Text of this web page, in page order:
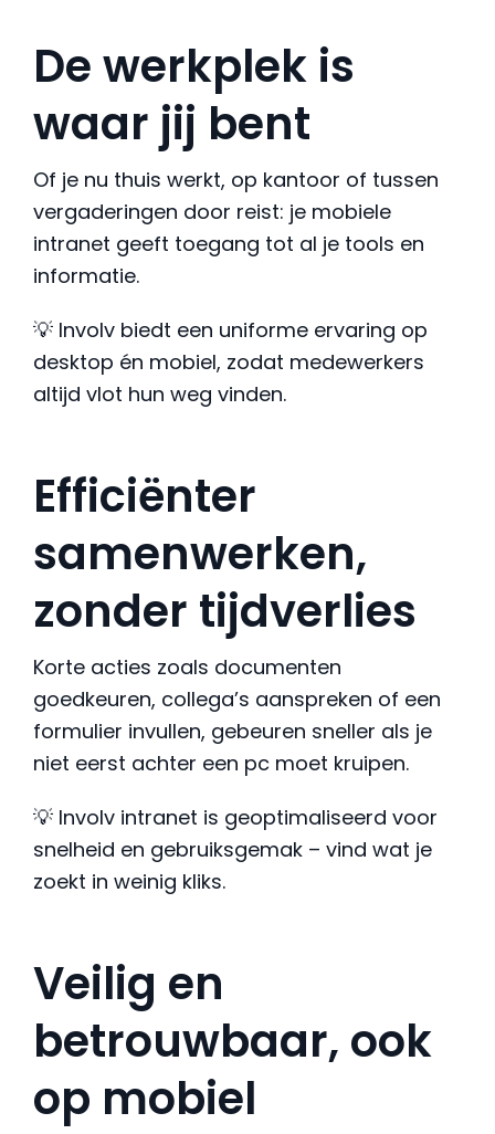
De werkplek is
waar jij bent
Of je nu thuis werkt, op kantoor of tussen
vergaderingen door reist: je mobiele
intranet geeft toegang tot al je tools en
informatie.
💡 Involv biedt een uniforme ervaring op
desktop én mobiel, zodat medewerkers
altijd vlot hun weg vinden.
Efficiënter
samenwerken,
zonder tijdverlies
Korte acties zoals documenten
goedkeuren, collega’s aanspreken of een
formulier invullen, gebeuren sneller als je
niet eerst achter een pc moet kruipen.
💡 Involv intranet is geoptimaliseerd voor
snelheid en gebruiksgemak – vind wat je
zoekt in weinig kliks.
Veilig en
betrouwbaar, ook
op mobiel